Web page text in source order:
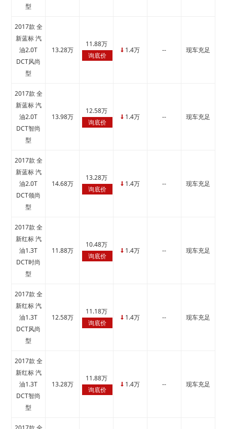
型
2017款 全
新蓝标 汽
油2.0T
DCT风尚
型
13.28万
11.88万
询底价
↓ 1.4万 -- 现车充足
2017款 全
新蓝标 汽
油2.0T
DCT智尚
型
13.98万
12.58万
询底价
↓ 1.4万 -- 现车充足
2017款 全
新蓝标 汽
油2.0T
DCT领尚
型
14.68万
13.28万
询底价
↓ 1.4万 -- 现车充足
2017款 全
新红标 汽
油1.3T
DCT时尚
型
11.88万
10.48万
询底价
↓ 1.4万 -- 现车充足
2017款 全
新红标 汽
油1.3T
DCT风尚
型
12.58万
11.18万
询底价
↓ 1.4万 -- 现车充足
2017款 全
新红标 汽
油1.3T
DCT智尚
型
13.28万
11.88万
询底价
↓ 1.4万 -- 现车充足